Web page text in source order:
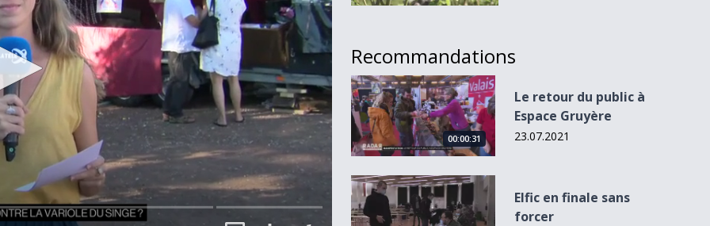
Recommandations
Le retour du public à Espace Gruyère
00:00:31
Le retour du public à
Espace Gruyère
23.07.2021
Elfic en finale sans forcer
Elfic en finale sans
forcer